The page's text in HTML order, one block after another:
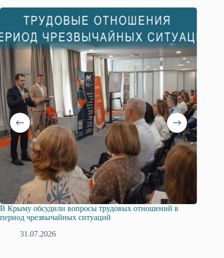
Русская община Крыма и Федерация независимых
профсоюзов Крыма укрепляют сотрудничество
28.07.2026